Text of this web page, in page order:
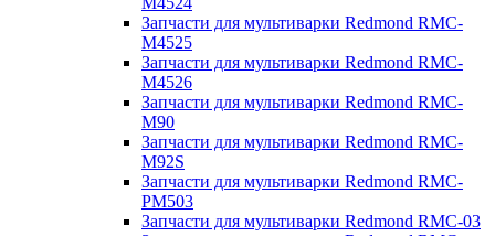
Запчасти для мультиварки Redmond RMC-
M4525
Запчасти для мультиварки Redmond RMC-
M4526
Запчасти для мультиварки Redmond RMC-
M90
Запчасти для мультиварки Redmond RMC-
M92S
Запчасти для мультиварки Redmond RMC-
PM503
Запчасти для мультиварки Redmond RMC-03